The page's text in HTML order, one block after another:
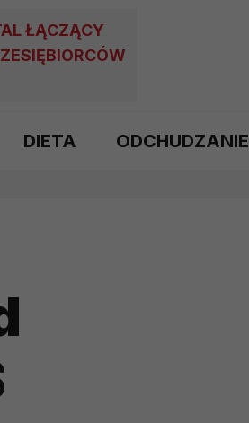
ŁĄCZĄCY
DIETA ODCHUDZANIE